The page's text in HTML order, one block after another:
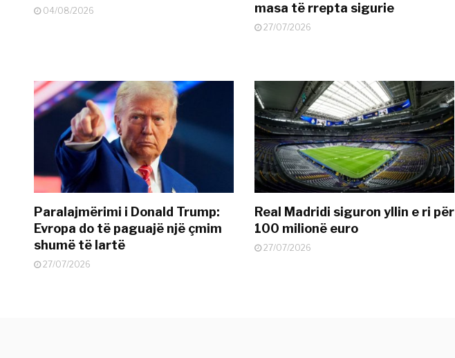
04/08/2026
masa të rrepta sigurie
27/07/2026
Paralajmërimi i Donald Trump:
Evropa do të paguajë një çmim
shumë të lartë
27/07/2026
Real Madridi siguron yllin e ri për
100 milionë euro
27/07/2026